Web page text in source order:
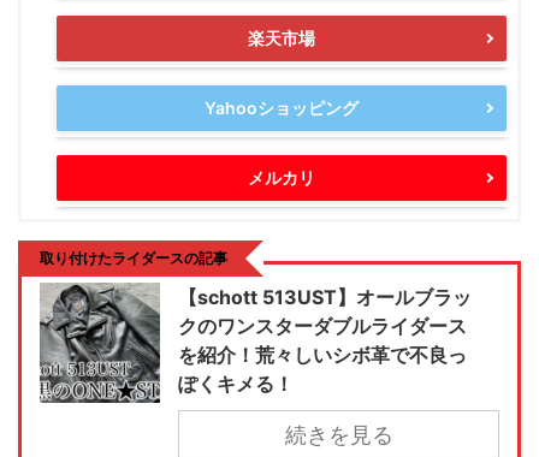
楽天市場
Yahooショッピング
メルカリ
取り付けたライダースの記事
【schott 513UST】オールブラッ
クのワンスターダブルライダース
を紹介！荒々しいシボ革で不良っ
ぽくキメる！
続きを見る